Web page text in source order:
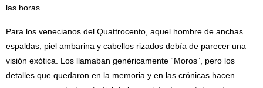
las horas.
Para los venecianos del Quattrocento, aquel hombre de anchas
espaldas, piel ambarina y cabellos rizados debía de parecer una
visión exótica. Los llamaban genéricamente “Moros”, pero los
detalles que quedaron en la memoria y en las crónicas hacen